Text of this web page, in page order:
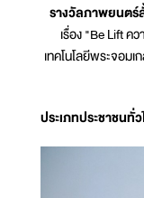
รางวัลภาพยนต
เรื่อง "Be Lift ค
เทคโนโลยีพระจอม
ประเภทประชาชนทั่ว